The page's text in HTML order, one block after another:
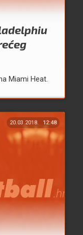
Miami Heat.
20.03.2018. 12:48